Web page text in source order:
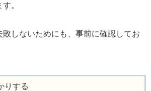
。
敗しないためにも、事前に確認してお
りする